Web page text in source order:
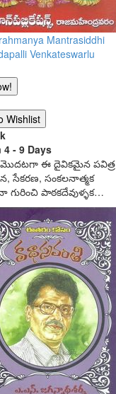
Mantrasiddhi
Venkateswarlu
4 - 9 Days
ఈ దైవికమైన పవిత్ర
సేకరణ, సంకలనాత్మక
గురించి పాఠకదేవుళ్ళక…